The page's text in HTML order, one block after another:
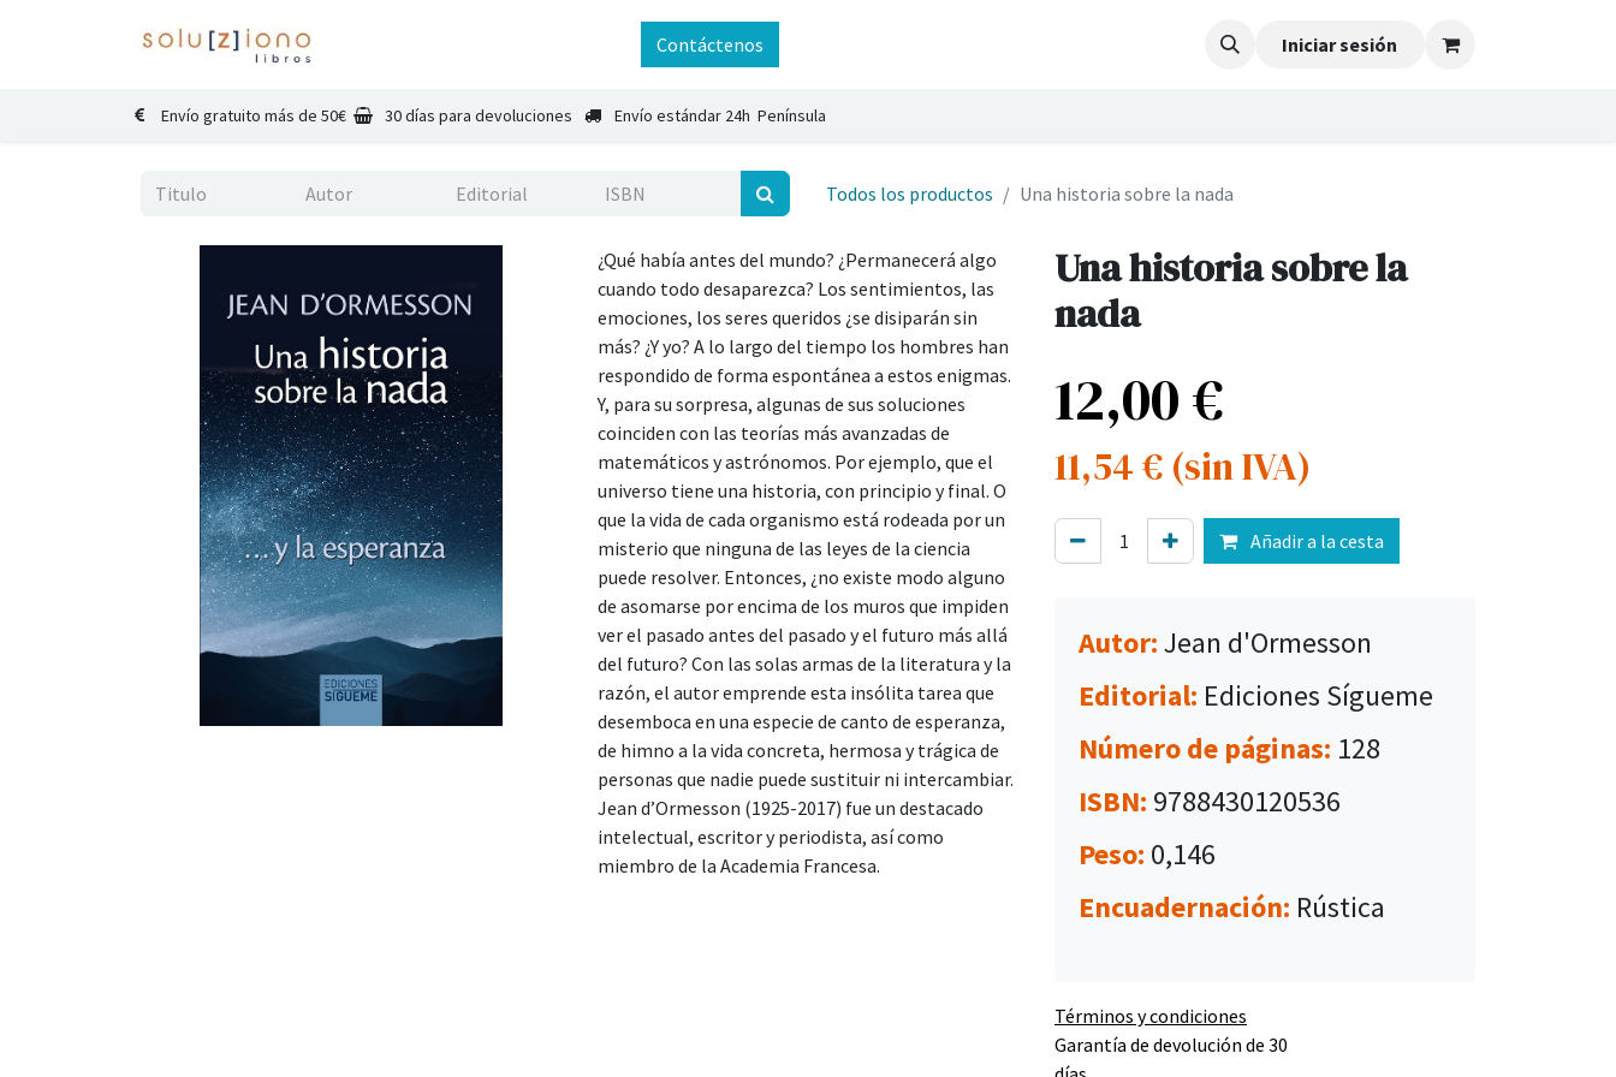
Contáctenos Iniciar sesión
Envío gratuito más de 50€ 30 días para devoluciones Envío estándar 24h Península
Todos los productos Una historia sobre la nada
¿Qué había antes del mundo? ¿Permanecerá algo
cuando todo desaparezca? Los sentimientos, las
emociones, los seres queridos ¿se disiparán sin
más? ¿Y yo? A lo largo del tiempo los hombres han
respondido de forma espontánea a estos enigmas.
Y, para su sorpresa, algunas de sus soluciones
coinciden con las teorías más avanzadas de
matemáticos y astrónomos. Por ejemplo, que el
universo tiene una historia, con principio y final. O
que la vida de cada organismo está rodeada por un
misterio que ninguna de las leyes de la ciencia
puede resolver. Entonces, ¿no existe modo alguno
de asomarse por encima de los muros que impiden
ver el pasado antes del pasado y el futuro más allá
del futuro? Con las solas armas de la literatura y la
razón, el autor emprende esta insólita tarea que
desemboca en una especie de canto de esperanza,
de himno a la vida concreta, hermosa y trágica de
personas que nadie puede sustituir ni intercambiar.
Jean d’Ormesson (1925-2017) fue un destacado
intelectual, escritor y periodista, así como
miembro de la Academia Francesa.
Una historia sobre la
nada
12,00€
11,54€ (sin IVA)
Añadir a la cesta
Autor:Jean d'Ormesson
Editorial: Ediciones Sígueme
Número de páginas: 128
ISBN: 9788430120536
Peso: 0,146
Encuadernación: Rústica
Términos y condiciones
Garantía de devolución de 30